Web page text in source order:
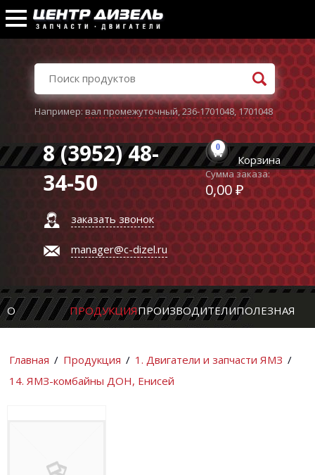
Например:вал промежуточный,236-1701048,1701048
8 (3952) 48-
34-50
заказать звонок
manager@c-dizel.ru
0
Корзина
Сумма заказа:
0,00 ₽
О ПРОДУКЦИЯПРОИЗВОДИТЕЛИПОЛЕЗНАЯ
Главная / Продукция / 1. Двигатели и запчасти ЯМЗ /
14. ЯМЗ-комбайны ДОН, Енисей